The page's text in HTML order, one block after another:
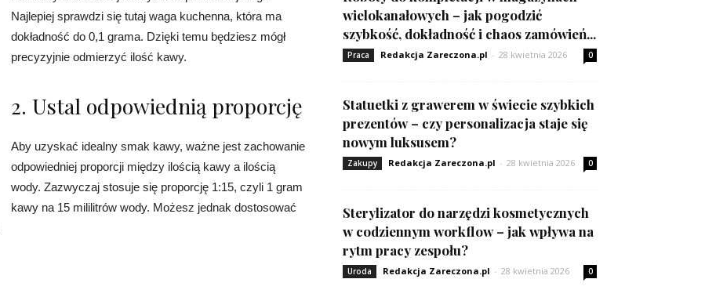
Najlepiej sprawdzi się tutaj waga kuchenna, która ma
dokładność do 0,1 grama. Dzięki temu będziesz mógł
precyzyjnie odmierzyć ilość kawy.
2. Ustal odpowiednią proporcję
Aby uzyskać idealny smak kawy, ważne jest zachowanie
odpowiedniej proporcji między ilością kawy a ilością
wody. Zazwyczaj stosuje się proporcję 1:15, czyli 1 gram
kawy na 15 mililitrów wody. Możesz jednak dostosować
wielokanałowych – jak pogodzić
szybkość, dokładność i chaos zamówień...
Praca Redakcja Zareczona.pl - 28 kwietnia 2026 0
Statuetki z grawerem w świecie szybkich
prezentów – czy personalizacja staje się
nowym luksusem?
Zakupy Redakcja Zareczona.pl - 28 kwietnia 2026 0
Sterylizator do narzędzi kosmetycznych
w codziennym workflow – jak wpływa na
rytm pracy zespołu?
Uroda Redakcja Zareczona.pl - 28 kwietnia 2026 0